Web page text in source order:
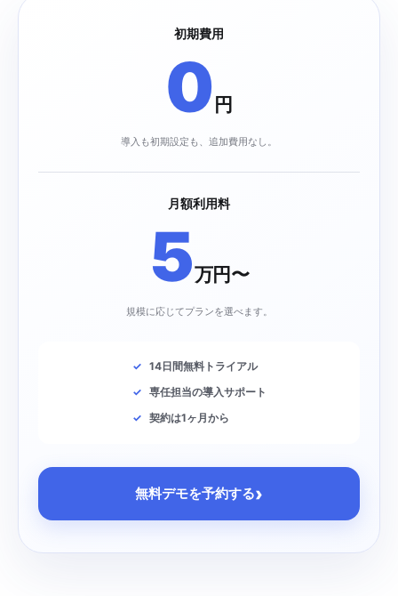
初期費用
0 円
導入も初期設定も、追加費用なし。
月額利用料
5 万円〜
規模に応じてプランを選べます。
14日間無料トライアル
専任担当の導入サポート
契約は1ヶ月から
無料デモを予約する›